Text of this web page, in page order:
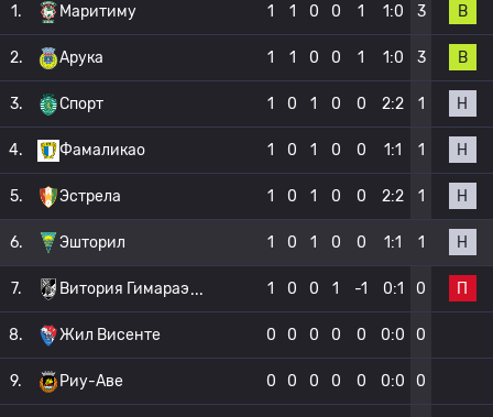
1. Маритиму 1 1 0 0 1 1:0 3 В
2. Арука 1 1 0 0 1 1:0 3 В
3. Спорт 1 0 1 0 0 2:2 1 Н
4. Фамаликао 1 0 1 0 0 1:1 1 Н
5. Эстрела 1 0 1 0 0 2:2 1 Н
6. Эшторил 1 0 1 0 0 1:1 1 Н
7. Витория Гимараэ 1 0 0 1 -1 0:1 0 П
8. Жил Висенте 0 0 0 0 0 0:0 0
9. Риу-Аве 0 0 0 0 0 0:0 0